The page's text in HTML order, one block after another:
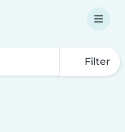
Filter